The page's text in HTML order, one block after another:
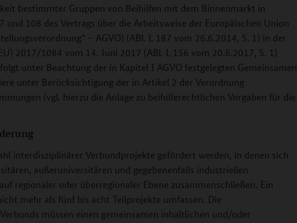
bestimmter Gruppen von Beihilfen mit dem Binnenmarkt in
und 108 des Vertrags über die Arbeitsweise der Europäischen Union
− AGVO) (ABl. L 187 vom 26.6.2014, S. 1) in der
2017/1084 vom 14. Juni 2017 (ABl. L 156 vom 20.6.2017, S. 1)
unter Beachtung der in Kapitel I AGVO festgelegten Gemeinsamen
unter Berücksichtigung der in Artikel 2 der Verordnung
(vgl. hierzu die Anlage zu beihilferechtlichen Vorgaben für die
interdisziplinärer Verbundprojekte gefördert werden, in denen sich
außeruniversitären und gegebenenfalls industriellen
regionaler oder überregionaler Ebene zusammenschließen. Ein
mehr als fünf bis acht Teilprojekte umfassen. Die
müssen einen gemeinsamen inhaltlichen und/oder